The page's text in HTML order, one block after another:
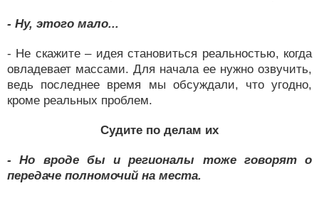
- Ну, этого мало...
- Не скажите – идея становиться реальностью, когда
овладевает массами. Для начала ее нужно озвучить,
ведь последнее время мы обсуждали, что угодно,
кроме реальных проблем.
Судите по делам их
- Но вроде бы и регионалы тоже говорят о
передаче полномочий на места.